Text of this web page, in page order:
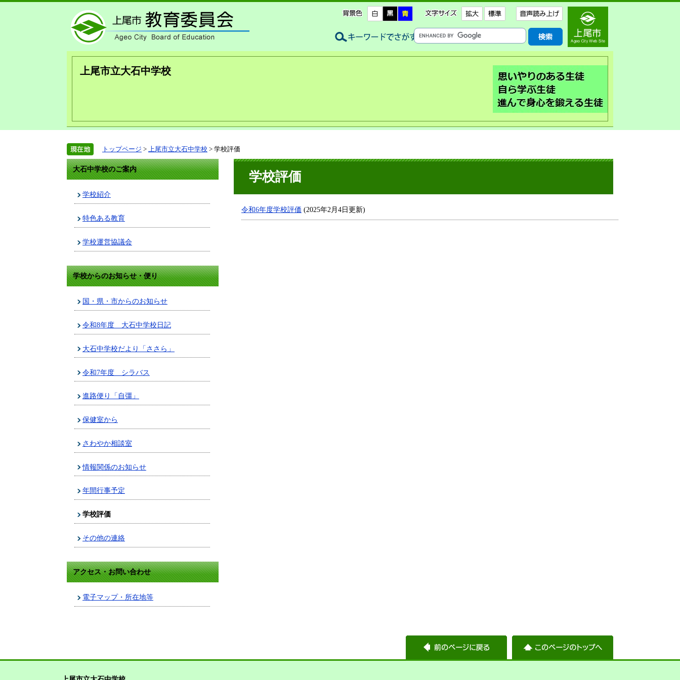
上尾市立大石中学校
トップページ > 上尾市立大石中学校 > 学校評価
大石中学校のご案内
学校紹介
特色ある教育
学校運営協議会
学校からのお知らせ・便り
国・県・市からのお知らせ
令和8年度 大石中学校日記
大石中学校だより「ささら」
令和7年度 シラバス
進路便り「自彊」
保健室から
さわやか相談室
情報関係のお知らせ
年間行事予定
学校評価
その他の連絡
アクセス・お問い合わせ
電子マップ・所在地等
学校評価
令和6年度学校評価 (2025年2月4日更新)